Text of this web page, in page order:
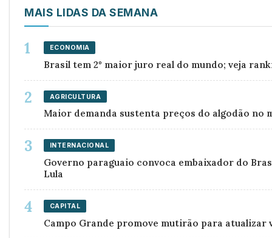
MAIS LIDAS DA SEMANA
ECONOMIA
Brasil tem 2º maior juro real do mundo; veja
AGRICULTURA
Maior demanda sustenta preços do algodão no
INTERNACIONAL
Governo paraguaio convoca embaixador do
Lula
CAPITAL
Campo Grande promove mutirão para atualizar